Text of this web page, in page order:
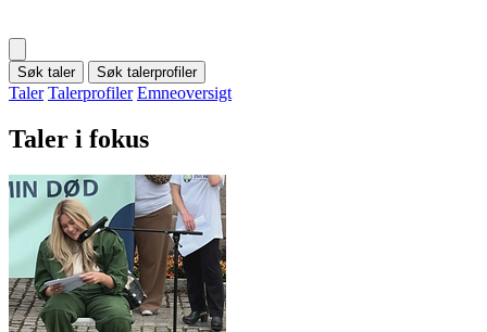
Søk taler Søk talerprofiler
Taler Talerprofiler Emneoversigt
Taler i fokus